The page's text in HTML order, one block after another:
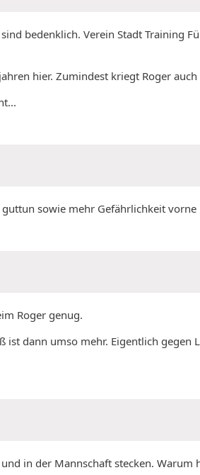
bedenklich. Verein Stadt Training
hier. Zumindest kriegt Roger
sowie mehr Gefährlichkeit vorne
Roger genug.
dann umso mehr. Eigentlich
in der Mannschaft stecken. Warum